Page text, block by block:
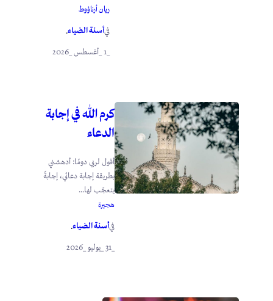
ريان أرناؤوط
فيأسنة الضياء.
_1 _أغسطس _2026
كرم الله في إجابة
الدعاء
أقول لربي دومًا: أدهشني
بطريقة إجابة دعائي، إجابةً
يتعجّب لها...
هجيرة
فيأسنة الضياء.